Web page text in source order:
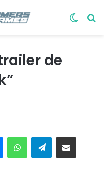
de
MessengerWhatsAppTelegramCompartilhar via e-mail